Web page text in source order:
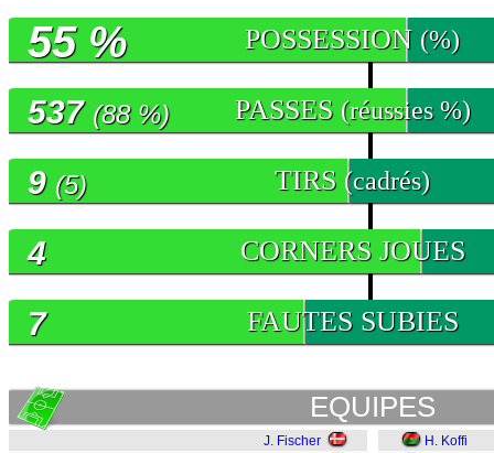
POSSESSION (%)
55 %
PASSES (réussies %)
537 (88 %)
TIRS (cadrés)
9 (5)
CORNERS JOUES
4
FAUTES SUBIES
7
EQUIPES
J. Fischer
H. Koffi